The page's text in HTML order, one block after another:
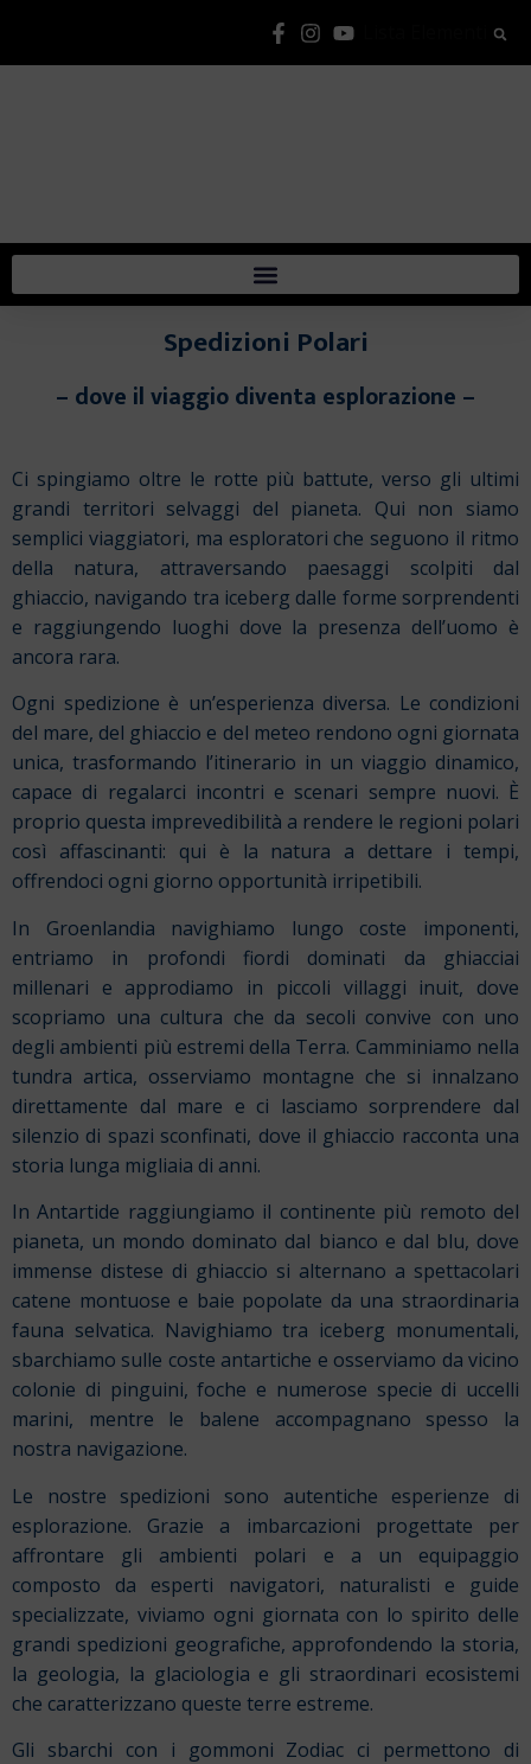
Spedizioni Polari
– dove il viaggio diventa esplorazione –
Ci spingiamo oltre le rotte più battute, verso gli ultimi
grandi territori selvaggi del pianeta. Qui non siamo
semplici viaggiatori, ma esploratori che seguono il ritmo
della natura, attraversando paesaggi scolpiti dal
ghiaccio, navigando tra iceberg dalle forme sorprendenti
e raggiungendo luoghi dove la presenza dell’uomo è
ancora rara.
Ogni spedizione è un’esperienza diversa. Le condizioni
del mare, del ghiaccio e del meteo rendono ogni giornata
unica, trasformando l’itinerario in un viaggio dinamico,
capace di regalarci incontri e scenari sempre nuovi. È
proprio questa imprevedibilità a rendere le regioni polari
così affascinanti: qui è la natura a dettare i tempi,
offrendoci ogni giorno opportunità irripetibili.
In Groenlandia navighiamo lungo coste imponenti,
entriamo in profondi fiordi dominati da ghiacciai
millenari e approdiamo in piccoli villaggi inuit, dove
scopriamo una cultura che da secoli convive con uno
degli ambienti più estremi della Terra. Camminiamo nella
tundra artica, osserviamo montagne che si innalzano
direttamente dal mare e ci lasciamo sorprendere dal
silenzio di spazi sconfinati, dove il ghiaccio racconta una
storia lunga migliaia di anni.
In Antartide raggiungiamo il continente più remoto del
pianeta, un mondo dominato dal bianco e dal blu, dove
immense distese di ghiaccio si alternano a spettacolari
catene montuose e baie popolate da una straordinaria
fauna selvatica. Navighiamo tra iceberg monumentali,
sbarchiamo sulle coste antartiche e osserviamo da vicino
colonie di pinguini, foche e numerose specie di uccelli
marini, mentre le balene accompagnano spesso la
nostra navigazione.
Le nostre spedizioni sono autentiche esperienze di
esplorazione. Grazie a imbarcazioni progettate per
affrontare gli ambienti polari e a un equipaggio
composto da esperti navigatori, naturalisti e guide
specializzate, viviamo ogni giornata con lo spirito delle
grandi spedizioni geografiche, approfondendo la storia,
la geologia, la glaciologia e gli straordinari ecosistemi
che caratterizzano queste terre estreme.
Gli sbarchi con i gommoni Zodiac ci permettono di